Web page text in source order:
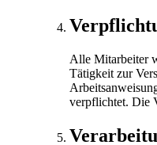
Alle Mitarbeiter
Tätigkeit zur
verpflichtet. Die